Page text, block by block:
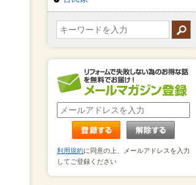
利用規約に同意の上、メールアドレスを入力
してご登録ください